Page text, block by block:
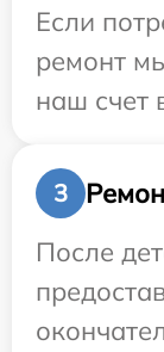
Если
ремонт
наш счет
3
После